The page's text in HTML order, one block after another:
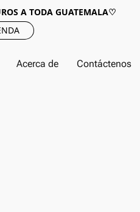
A TODA GUATEMALA♡
Acerca de Contáctenos